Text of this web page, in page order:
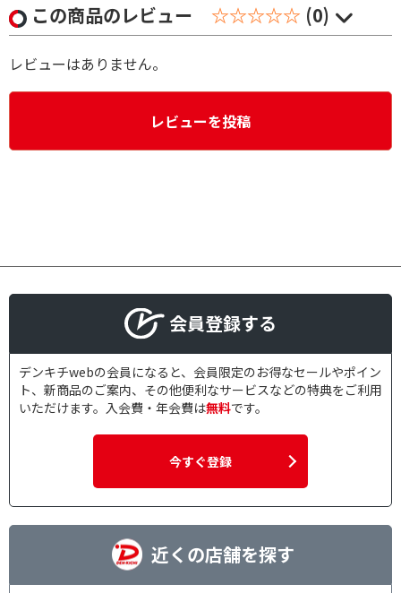
この商品のレビュー ☆☆☆☆☆ (0)
レビューはありません。
レビューを投稿
会員登録する
デンキチwebの会員になると、会員限定のお得なセールやポイン
ト、新商品のご案内、その他便利なサービスなどの特典をご利用
いただけます。入会費・年会費は無料です。
今すぐ登録
近くの店舗を探す